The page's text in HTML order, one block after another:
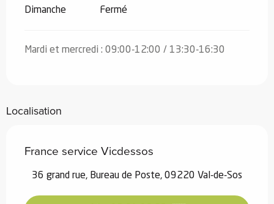
Dimanche Fermé
Mardi et mercredi : 09:00-12:00 / 13:30-16:30
Localisation
France service Vicdessos
36 grand rue, Bureau de Poste, 09220 Val-de-Sos